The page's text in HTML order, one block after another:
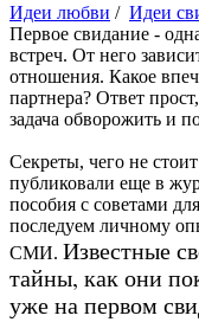
Идеи любви / Идеи
Первое свидание -
встреч. От него
отношения. Какое
партнера? Ответ
задача обворожить и
Секреты, чего не
публиковали еще в
пособия с советами
последуем личному
СМИ. Известные
тайны, как они
уже на первом